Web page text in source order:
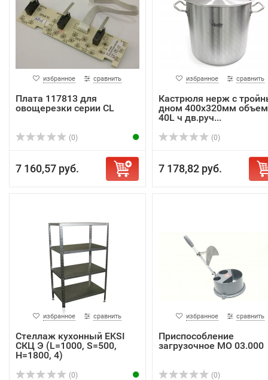
избранное сравнить
Плата 117813 для
овощерезки серии CL
(0)
7 160,57 руб.
избранное сравнить
Кастрюля нерж с
дном 400х320мм объем
40L ч дв.руч...
(0)
7 178,82 руб.
избранное сравнить
Стеллаж кухонный EKSI
СКЦ Э (L=1000, S=500,
H=1800, 4)
(0)
избранное сравнить
Приспособление
загрузочное МО 03.000
(0)